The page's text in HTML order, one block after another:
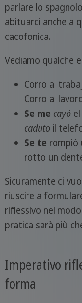
parlare lo
abituarci anche a
cacofonica.
Vediamo qualche
Corro al
Corro al
Se me cayóel
cadutoil
Se te rompió
rotto un
Sicuramente ci
riuscire a
riflessivo nel
pratica sarà più
Imperativo
forma